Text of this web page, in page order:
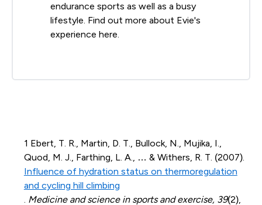
endurance sports as well as a busy
lifestyle. Find out more about Evie's
experience here.
1 Ebert, T. R., Martin, D. T., Bullock, N., Mujika, I.,
Quod, M. J., Farthing, L. A., … & Withers, R. T. (2007).
Influence of hydration status on thermoregulation
and cycling hill climbing
Medicine and science in sports and exercise, 39(2),